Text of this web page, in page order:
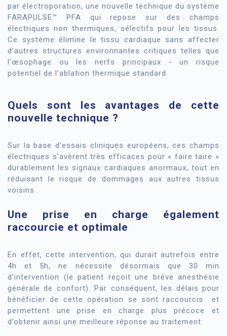
par électroporation, une nouvelle technique du système
FARAPULSE™ PFA qui repose sur des champs
électriques non thermiques, sélectifs pour les tissus.
Ce système élimine le tissu cardiaque sans affecter
d’autres structures environnantes critiques telles que
l’œsophage ou les nerfs principaux - un risque
potentiel de l’ablation thermique standard.
Quels sont les avantages de cette
nouvelle technique ?
Sur la base d’essais cliniques européens, ces champs
électriques s’avèrent très efficaces pour « faire taire »
durablement les signaux cardiaques anormaux, tout en
réduisant le risque de dommages aux autres tissus
voisins.
Une prise en charge également
raccourcie et optimale
En effet, cette intervention, qui durait autrefois entre
4h et 5h, ne nécessite désormais que 30 min
d’intervention (le patient reçoit une brève anesthésie
générale de confort). Par conséquent, les délais pour
bénéficier de cette opération se sont raccourcis et
permettent une prise en charge plus précoce et
d’obtenir ainsi une meilleure réponse au traitement.